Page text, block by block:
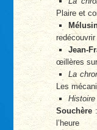
Plaire et
Jean-
œillères
La
Les
Souchère
l’heure